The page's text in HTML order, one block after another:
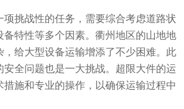
项挑战性的任务，需要综合考虑道路状
备特性等多个因素。衢州地区的山地地
，给大型设备运输增添了不少困难。此
安全问题也是一大挑战。超限大件的运
措施和专业的操作，以确保运输过程中